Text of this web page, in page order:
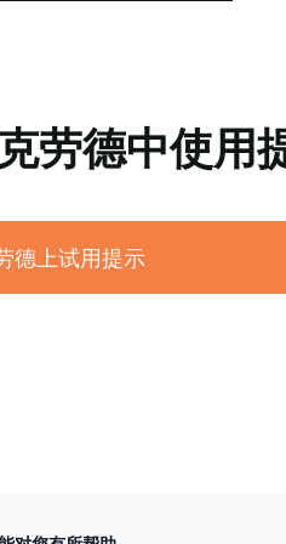
劳德中使用
德上试用提示